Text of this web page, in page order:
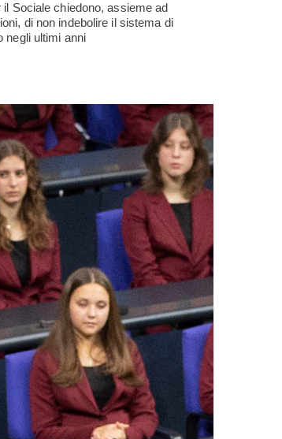
il Sociale chiedono, assieme ad
di non indebolire il sistema di
negli ultimi anni